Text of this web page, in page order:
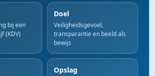
bij een
(KDV)
Doel
Veiligheidsgevoel,
transparantie en beeld als
bewijs
Opslag